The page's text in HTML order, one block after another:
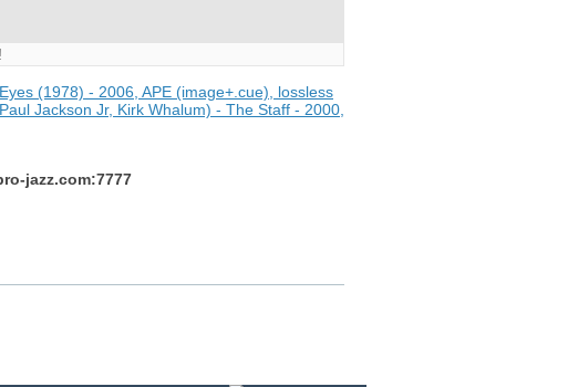
(1978) - 2006, APE (image+.cue), lossless
Jackson Jr, Kirk Whalum) - The Staff - 2000,
jazz.com:7777